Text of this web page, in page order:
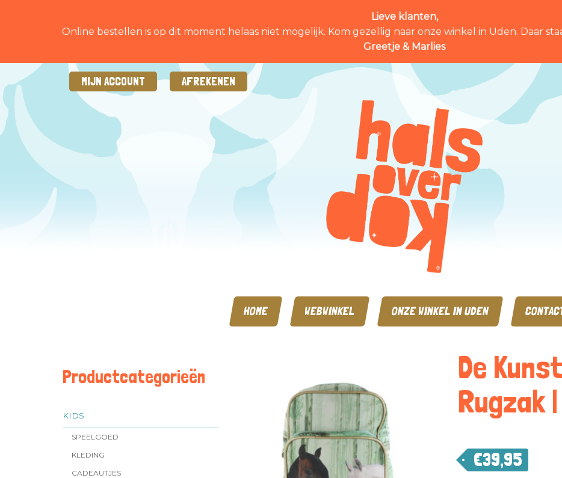
Lieve klanten,
Online bestellen is op dit moment helaas niet mogelijk. Kom gezellig naar onze winkel in Uden. Daar
Greetje & Marlies
MIJN ACCOUNT AFREKENEN
HOME WEBWINKEL ONZE WINKEL IN UDEN
Productcategorieën
KIDS
SPEELGOED
KLEDING
CADEAUTJES
De
Rugzak
€39,95